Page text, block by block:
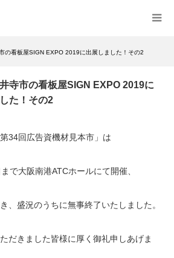
の看板屋SIGN EXPO 2019に出展しました！その2
寺市の看板屋SIGN EXPO 2019に
た！その2
34回広告資機材見本市」は
で大阪南港ATCホールにて開催、
、盛況のうちに無事終了いたしました。
だきました皆様に厚く御礼申しあげま